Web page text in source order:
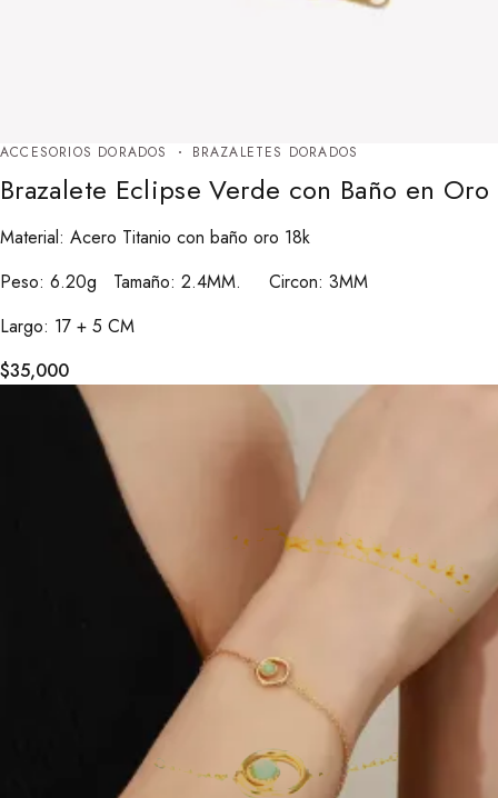
ACCESORIOS DORADOS BRAZALETES DORADOS
Brazalete Eclipse Verde con Baño en
Material: Acero Titanio con baño oro 18k
Peso: 6.20g Tamaño: 2.4MM. Circon: 3MM
Largo: 17 + 5 CM
$35,000